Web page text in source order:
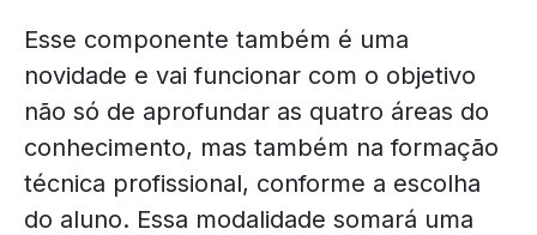
Esse componente também é uma
novidade e vai funcionar com o objetivo
não só de aprofundar as quatro áreas do
conhecimento, mas também na formação
técnica profissional, conforme a escolha
do aluno. Essa modalidade somará uma